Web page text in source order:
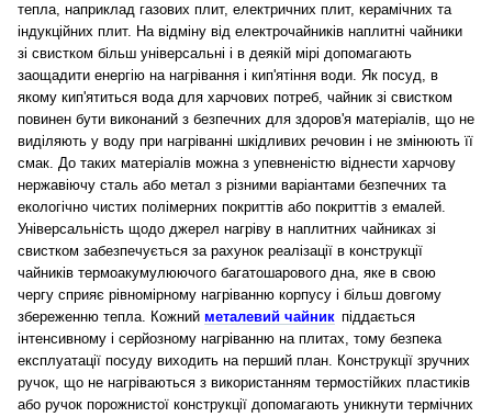
тепла, наприклад газових плит, електричних плит, керамічних та
індукційних плит. На відміну від електрочайників наплитні чайники
зі свистком більш універсальні і в деякій мірі допомагають
заощадити енергію на нагрівання і кип'ятіння води. Як посуд, в
якому кип'ятиться вода для харчових потреб, чайник зі свистком
повинен бути виконаний з безпечних для здоров'я матеріалів, що не
виділяють у воду при нагріванні шкідливих речовин і не змінюють її
смак. До таких матеріалів можна з упевненістю віднести харчову
нержавіючу сталь або метал з різними варіантами безпечних та
екологічно чистих полімерних покриттів або покриттів з емалей.
Універсальність щодо джерел нагріву в наплитних чайниках зі
свистком забезпечується за рахунок реалізації в конструкції
чайників термоакумулюючого багатошарового дна, яке в свою
чергу сприяє рівномірному нагріванню корпусу і більш довгому
збереженню тепла. Кожний металевий чайник піддається
інтенсивному і серйозному нагріванню на плитах, тому безпека
експлуатації посуду виходить на перший план. Конструкції зручних
ручок, що не нагріваються з використанням термостійких пластиків
або ручок порожнистої конструкції допомагають уникнути термічних